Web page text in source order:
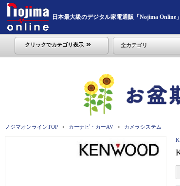
日本最大級のデジタル家電通販「Nojima Online」
クリックでカテゴリ表示 全カテゴリ
ノジマオンラインTOP カーナビ・カーAV カメラシステム